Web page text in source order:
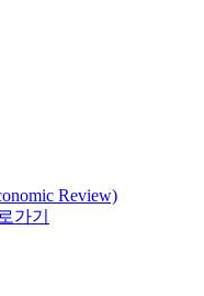
Review)
가기